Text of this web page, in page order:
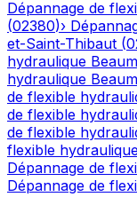
Dépannage de
(02380)›
et-Saint-Thibaut (
hydraulique
hydraulique
de flexible
de flexible
de flexible
flexible
Dépannage de
Dépannage de